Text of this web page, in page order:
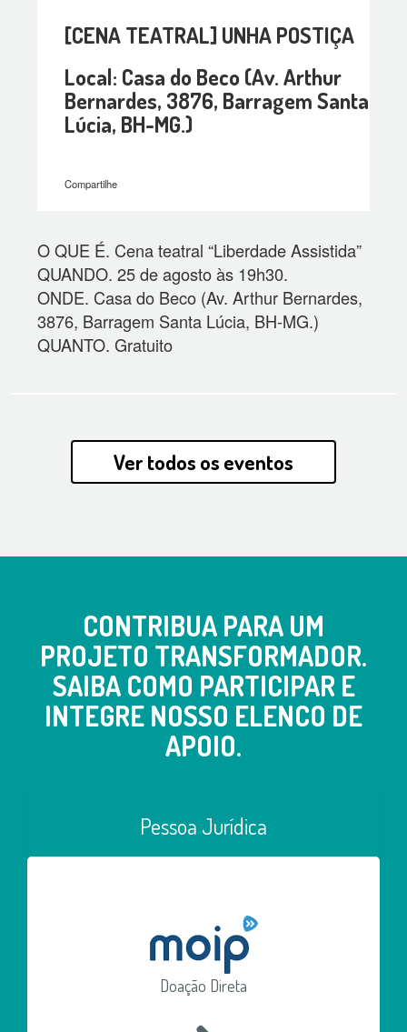
[CENA TEATRAL] UNHA POSTIÇA
Local: Casa do Beco (Av. Arthur
Bernardes, 3876, Barragem Santa
Lúcia, BH-MG.)
Compartilhe
O QUE É. Cena teatral “Liberdade Assistida”
QUANDO. 25 de agosto às 19h30.
ONDE. Casa do Beco (Av. Arthur Bernardes,
3876, Barragem Santa Lúcia, BH-MG.)
QUANTO. Gratuito
Ver todos os eventos
CONTRIBUA PARA UM
PROJETO TRANSFORMADOR.
SAIBA COMO PARTICIPAR E
INTEGRE NOSSO ELENCO DE
APOIO.
Pessoa Jurídica
Doação Direta